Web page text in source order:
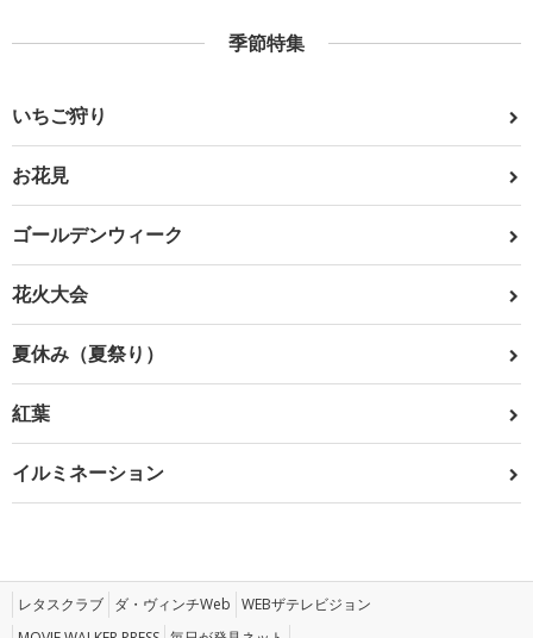
季節特集
いちご狩り
お花見
ゴールデンウィーク
花火大会
夏休み（夏祭り）
紅葉
イルミネーション
レタスクラブ ダ・ヴィンチWeb WEBザテレビジョン